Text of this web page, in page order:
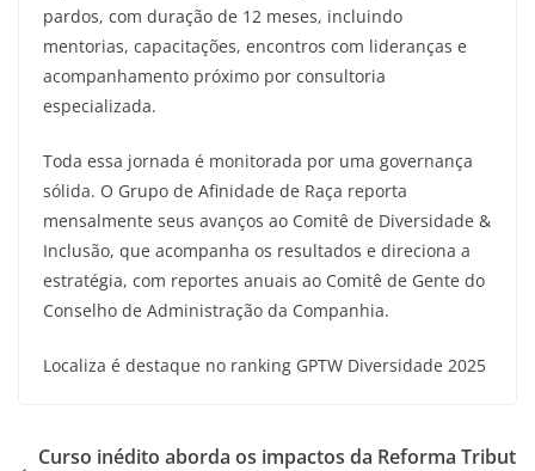
pardos, com duração de 12 meses, incluindo
mentorias, capacitações, encontros com lideranças e
acompanhamento próximo por consultoria
especializada.
Toda essa jornada é monitorada por uma governança
sólida. O Grupo de Afinidade de Raça reporta
mensalmente seus avanços ao Comitê de Diversidade &
Inclusão, que acompanha os resultados e direciona a
estratégia, com reportes anuais ao Comitê de Gente do
Conselho de Administração da Companhia.
Localiza é destaque no ranking GPTW Diversidade 2025
Curso inédito aborda os impactos da Reforma Tribut